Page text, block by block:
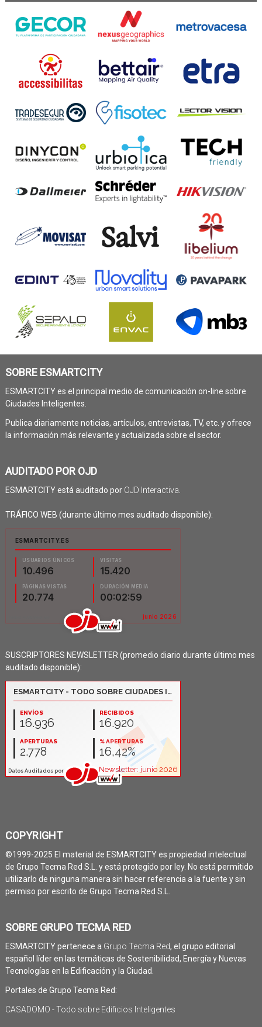
SOBRE ESMARTCITY
ESMARTCITY es el principal medio de comunicación on-line sobre
Ciudades Inteligentes.
Publica diariamente noticias, artículos, entrevistas, TV, etc. y ofrece
la información más relevante y actualizada sobre el sector.
AUDITADO POR OJD
ESMARTCITY está auditado por OJD Interactiva
TRÁFICO WEB (durante último mes auditado disponible):
SUSCRIPTORES NEWSLETTER (promedio diario durante último mes
auditado disponible):
COPYRIGHT
©1999-2025 El material de ESMARTCITY es propiedad intelectual
de Grupo Tecma Red S.L. y está protegido por ley. No está permitido
utilizarlo de ninguna manera sin hacer referencia a la fuente y sin
permiso por escrito de Grupo Tecma Red S.L.
SOBRE GRUPO TECMA RED
ESMARTCITY pertenece a Grupo Tecma Red, el grupo editorial
español líder en las temáticas de Sostenibilidad, Energía y Nuevas
Tecnologías en la Edificación y la Ciudad.
Portales de Grupo Tecma Red:
CASADOMO - Todo sobre Edificios Inteligentes